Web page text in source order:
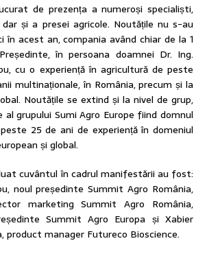
de prezența a numeroși specialiști,
și a presei agricole. Noutățile nu s-au
acest an, compania având chiar de la 1
în persoana doamnei Dr. Ing.
cu o experiență în agricultură de peste
multinaționale, în România, precum și la
Noutățile se extind și la nivel de grup,
al grupului Sumi Agro Europe fiind domnul
25 de ani de experiență în domeniul
și global.
cuvântul în cadrul manifestării au fost:
noul președinte Summit Agro România,
marketing Summit Agro România,
Summit Agro Europa și Xabier
product manager Futureco Bioscience.